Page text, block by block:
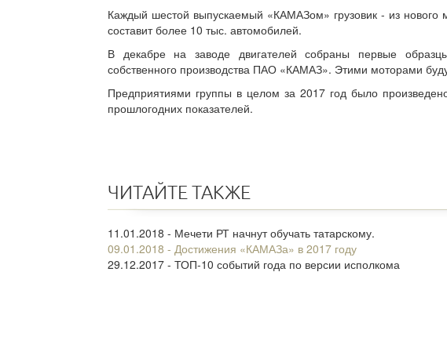
Каждый шестой выпускаемый «КАМАЗом» грузовик - из
составит более 10 тыс. автомобилей.
В декабре на заводе двигателей собраны первые
собственного производства ПАО «КАМАЗ». Этими моторами
Предприятиями группы в целом за 2017 год было
прошлогодних показателей.
ЧИТАЙТЕ ТАКЖЕ
11.01.2018 - Мечети РТ начнут обучать татарскому.
09.01.2018 - Достижения «КАМАЗа» в 2017 году
29.12.2017 - ТОП-10 событий года по версии исполкома